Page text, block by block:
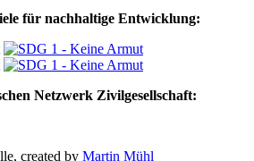
für nachhaltige Entwicklung:
Netzwerk Zivilgesellschaft:
created by Martin Mühl